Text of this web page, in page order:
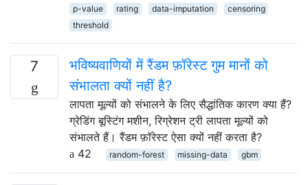
p-value
rating data-imputation
censoring
threshold
7
भविष्यवाणियों में रैंडम फ़ॉरेस्ट गुम मानों को
संभालता क्यों नहीं है?
लापता मूल्यों को संभालने के लिए सैद्धांतिक कारण क्या हैं?
ग्रेडिंग बूस्टिंग मशीन, रिग्रेशन ट्री लापता मूल्यों को
संभालते हैं। रैंडम फ़ॉरेस्ट ऐसा क्यों नहीं करता है?
42
random-forest missing-data gbm